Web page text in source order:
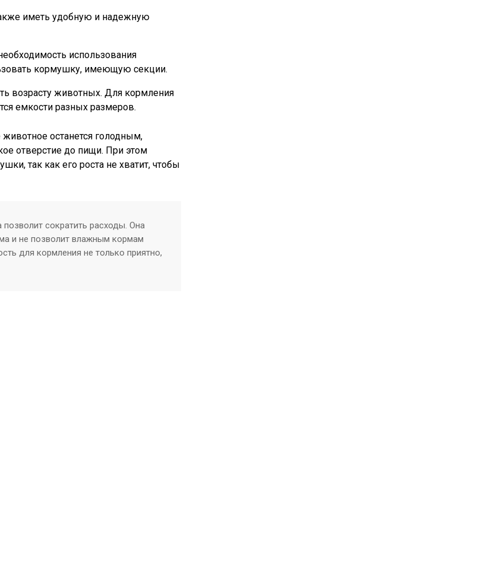
иметь удобную и надежную
использования
кормушку, имеющую секции.
возрасту животных. Для кормления
емкости разных размеров.
останется голодным,
отверстие до пищи. При этом
так как его роста не хватит, чтобы
сократить расходы. Она
и не позволит влажным кормам
для кормления не только приятно,